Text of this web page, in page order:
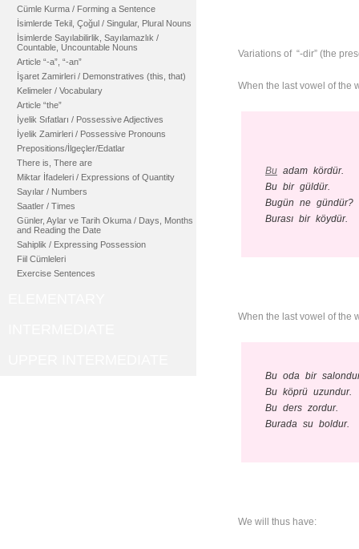
Cümle Kurma / Forming a Sentence
İsimlerde Tekil, Çoğul / Singular, Plural Nouns
İsimlerde Sayılabilirlik, Sayılamazlık /
Countable, Uncountable Nouns
Article “-a”, “-an”
İşaret Zamirleri / Demonstratives (this, that)
Kelimeler / Vocabulary
Article “the”
İyelik Sıfatları / Possessive Adjectives
İyelik Zamirleri / Possessive Pronouns
Prepositions/İlgeçler/Edatlar
There is, There are
Miktar İfadeleri / Expressions of Quantity
Sayılar / Numbers
Saatler / Times
Günler, Aylar ve Tarih Okuma / Days, Months
and Reading the Date
Sahiplik / Expressing Possession
Fiil Cümleleri
Exercise Sentences
Variations of “-dir” (the
When the last vowel of the
Bu adam kördür.
Bu bir güldür.
Bugün ne gündür?
Burası bir köydür.
When the last vowel of the
Bu oda bir
Bu köprü uzundur.
Bu ders zordur.
Burada su boldur.
We will thus have: